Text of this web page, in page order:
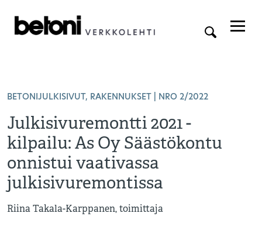
BETONIJULKISIVUT, RAKENNUKSET | NRO 2/2022
Julkisivuremontti 2021 -
kilpailu: As Oy Säästökontu
onnistui vaativassa
julkisivuremontissa
Riina Takala-Karppanen, toimittaja